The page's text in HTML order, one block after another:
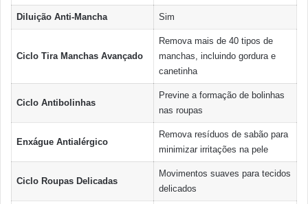
Diluição Anti-Mancha Sim
Ciclo Tira Manchas Avançado
Remova mais de 40 tipos de
manchas, incluindo gordura e
canetinha
Ciclo Antibolinhas
Previne a formação de bolinhas
nas roupas
Enxágue Antialérgico
Remova resíduos de sabão para
minimizar irritações na pele
Ciclo Roupas Delicadas
Movimentos suaves para tecidos
delicados